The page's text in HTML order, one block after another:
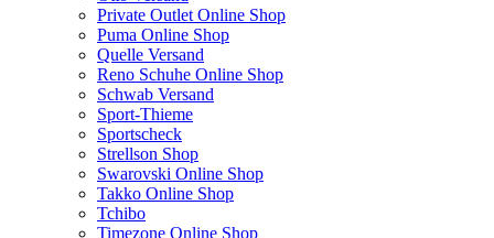
Private Outlet Online Shop
Puma Online Shop
Quelle Versand
Reno Schuhe Online Shop
Schwab Versand
Sport-Thieme
Sportscheck
Strellson Shop
Swarovski Online Shop
Takko Online Shop
Tchibo
Timezone Online Shop